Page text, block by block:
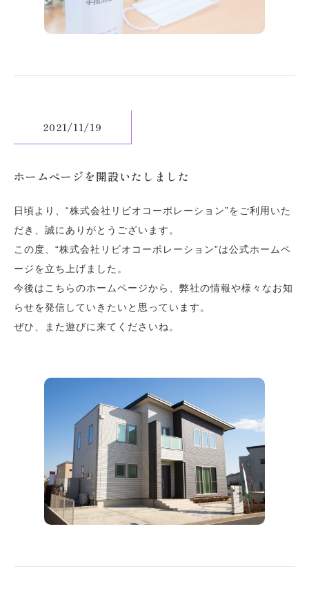
2021/11/19
ホームページを開設いたしました
日頃より、“株式会社リビオコーポレーション”をご利用いた
だき、誠にありがとうございます。
この度、“株式会社リビオコーポレーション”は公式ホームペ
ージを立ち上げました。
今後はこちらのホームページから、弊社の情報や様々なお知
らせを発信していきたいと思っています。
ぜひ、また遊びに来てくださいね。